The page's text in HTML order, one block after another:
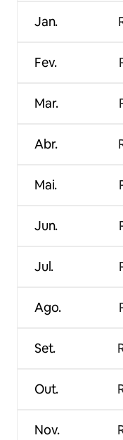
Jan.
Fev.
Mar.
Abr.
Mai.
Jun.
Jul.
Ago.
Set.
Out.
Nov.